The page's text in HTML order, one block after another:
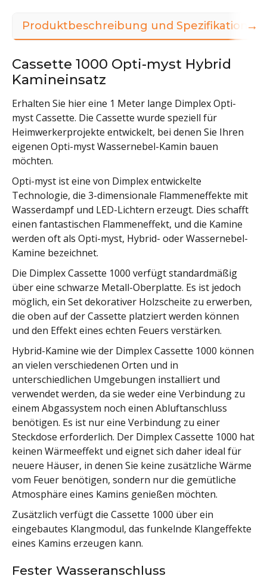
Produktbeschreibung und Spezifikationen
Cassette 1000 Opti-myst Hybrid
Kamineinsatz
Erhalten Sie hier eine 1 Meter lange Dimplex Opti-
myst Cassette. Die Cassette wurde speziell für
Heimwerkerprojekte entwickelt, bei denen Sie Ihren
eigenen Opti-myst Wassernebel-Kamin bauen
möchten.
Opti-myst ist eine von Dimplex entwickelte
Technologie, die 3-dimensionale Flammeneffekte mit
Wasserdampf und LED-Lichtern erzeugt. Dies schafft
einen fantastischen Flammeneffekt, und die Kamine
werden oft als Opti-myst, Hybrid- oder Wassernebel-
Kamine bezeichnet.
Die Dimplex Cassette 1000 verfügt standardmäßig
über eine schwarze Metall-Oberplatte. Es ist jedoch
möglich, ein Set dekorativer Holzscheite zu erwerben,
die oben auf der Cassette platziert werden können
und den Effekt eines echten Feuers verstärken.
Hybrid-Kamine wie der Dimplex Cassette 1000 können
an vielen verschiedenen Orten und in
unterschiedlichen Umgebungen installiert und
verwendet werden, da sie weder eine Verbindung zu
einem Abgassystem noch einen Abluftanschluss
benötigen. Es ist nur eine Verbindung zu einer
Steckdose erforderlich. Der Dimplex Cassette 1000 hat
keinen Wärmeeffekt und eignet sich daher ideal für
neuere Häuser, in denen Sie keine zusätzliche Wärme
vom Feuer benötigen, sondern nur die gemütliche
Atmosphäre eines Kamins genießen möchten.
Zusätzlich verfügt die Cassette 1000 über ein
eingebautes Klangmodul, das funkelnde Klangeffekte
eines Kamins erzeugen kann.
Fester Wasseranschluss
→